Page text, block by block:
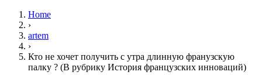
Home
›
artem
›
Кто не хочет получить с утра длинную франузскую
палку ? (В рубрику История французских инноваций)